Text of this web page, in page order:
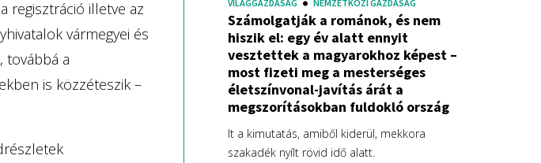
regisztráció illetve az
vármegyei és
továbbá a
is közzéteszik –
VILÁGGAZDASÁG NEMZETKÖZI GAZDASÁG
Számolgatják a románok, és nem
hiszik el: egy év alatt ennyit
vesztettek a magyarokhoz képest –
most fizeti meg a mesterséges
életszínvonal-javítás árát a
megszorításokban fuldokló ország
It a kimutatás, amiből kiderül, mekkora
szakadék nyílt rövid idő alatt.